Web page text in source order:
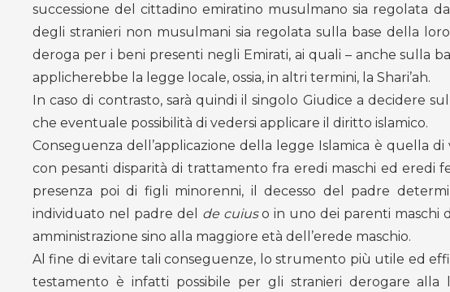
successione del cittadino emiratino musulmano sia regolata
degli stranieri non musulmani sia regolata sulla base della
deroga per i beni presenti negli Emirati, ai quali – anche sulla
applicherebbe la legge locale, ossia, in altri termini, la Shari’ah.
In caso di contrasto, sarà quindi il singolo Giudice a decidere
che eventuale possibilità di vedersi applicare il diritto islamico.
Conseguenza dell’applicazione della legge Islamica è quella
con pesanti disparità di trattamento fra eredi maschi ed eredi
presenza poi di figli minorenni, il decesso del padre
individuato nel padre del de cuiuso in uno dei parenti maschi
amministrazione sino alla maggiore età dell’erede maschio.
Al fine di evitare tali conseguenze, lo strumento più utile ed
testamento è infatti possibile per gli stranieri derogare alla